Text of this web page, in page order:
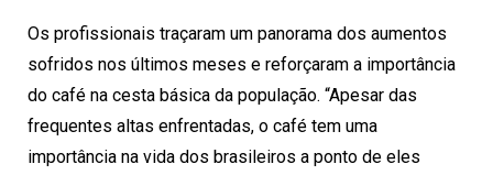
Os profissionais traçaram um panorama dos aumentos
sofridos nos últimos meses e reforçaram a importância
do café na cesta básica da população. “Apesar das
frequentes altas enfrentadas, o café tem uma
importância na vida dos brasileiros a ponto de eles